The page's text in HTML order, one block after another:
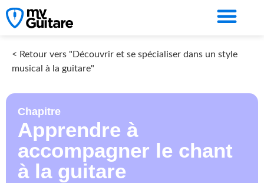
< Retour vers "Découvrir et se spécialiser dans un style
musical à la guitare"
Chapitre
Apprendre à
accompagner le chant
à la guitare